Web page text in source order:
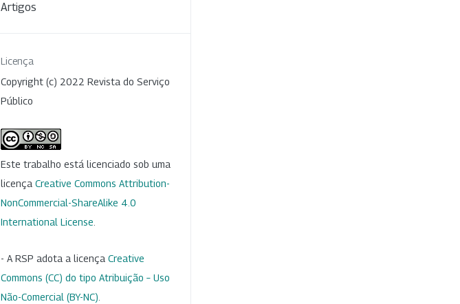
Artigos
Licença
Copyright (c) 2022 Revista do Serviço
Público
Este trabalho está licenciado sob uma
licença Creative Commons Attribution-
NonCommercial-ShareAlike 4.0
International License
- A RSP adota a licença Creative
Commons (CC) do tipo Atribuição – Uso
Não-Comercial (BY-NC)